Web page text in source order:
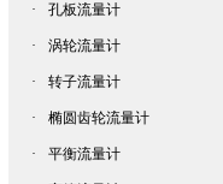
· 孔板流量计
· 涡轮流量计
· 转子流量计
· 椭圆齿轮流量计
· 平衡流量计